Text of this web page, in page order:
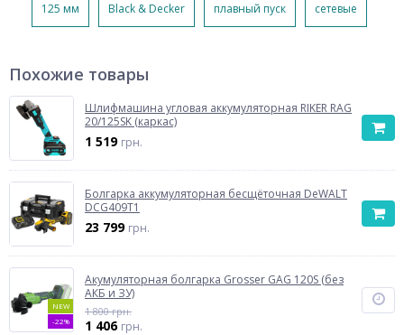
125 мм Black & Decker плавный пуск сетевые
Похожие товары
Шлифмашина угловая аккумуляторная RIKER RAG
20/125SK (каркас)
1 519 грн.
Болгарка аккумуляторная бесщёточная DeWALT
DCG409T1
23 799 грн.
NEW
-22%
Акумуляторная болгарка Grosser GAG 120S (без
АКБ и ЗУ)
1 800 грн.
1 406 грн.